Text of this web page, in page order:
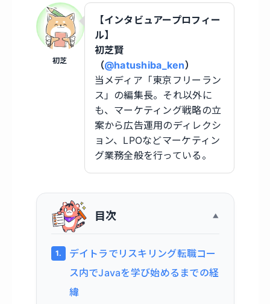
初芝
【インタビュアープロフィー
ル】
初芝賢
（@hatushiba_ken）
当メディア「東京フリーラン
ス」の編集長。それ以外に
も、マーケティング戦略の立
案から広告運用のディレクシ
ョン、LPOなどマーケティン
グ業務全般を行っている。
目次
デイトラでリスキリング転職コー
ス内でJavaを学び始めるまでの経
緯